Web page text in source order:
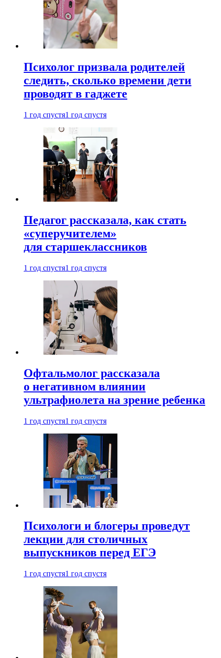
Психолог призвала родителей
следить, сколько времени дети
проводят в гаджете
1 год спустя1 год спустя
Педагог рассказала, как стать
«суперучителем»
для старшеклассников
1 год спустя1 год спустя
Офтальмолог рассказала
о негативном влиянии
ультрафиолета на зрение ребенка
1 год спустя1 год спустя
Психологи и блогеры проведут
лекции для столичных
выпускников перед ЕГЭ
1 год спустя1 год спустя